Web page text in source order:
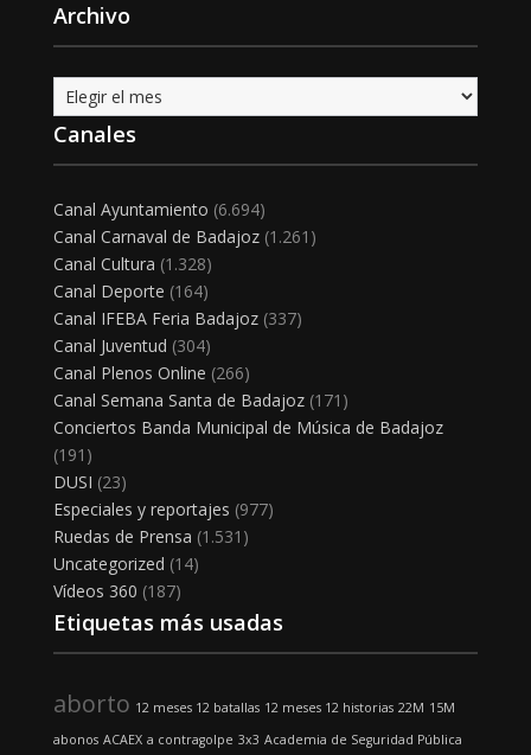
Archivo
Archivo
Canales
Canal Ayuntamiento (6.694)
Canal Carnaval de Badajoz(1.261)
Canal Cultura (1.328)
Canal Deporte (164)
Canal IFEBA Feria Badajoz(337)
Canal Juventud (304)
Canal Plenos Online (266)
Canal Semana Santa de Badajoz(171)
Conciertos Banda Municipal de Música de Badajoz
(191)
DUSI (23)
Especiales y reportajes (977)
Ruedas de Prensa (1.531)
Uncategorized (14)
Vídeos 360 (187)
Etiquetas más usadas
aborto 12 meses 12 batallas 12 meses 12 historias 22M 15M
abonos ACAEX a contragolpe 3x3 Academia de Seguridad Pública